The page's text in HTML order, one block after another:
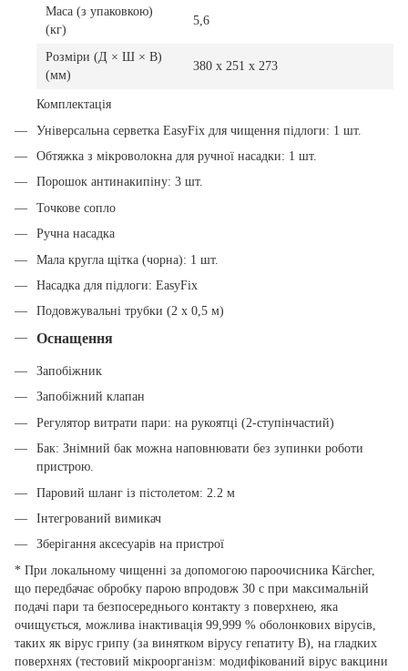
Маса (з упаковкою)
(кг)
5,6
Розміри (Д × Ш × В)
(мм)
380 x 251 x 273
Комплектація
Універсальна серветка EasyFix для чищення підлоги: 1 шт.
Обтяжка з мікроволокна для ручної насадки: 1 шт.
Порошок антинакипіну: 3 шт.
Точкове сопло
Ручна насадка
Мала кругла щітка (чорна): 1 шт.
Насадка для підлоги: EasyFix
Подовжувальні трубки (2 х 0,5 м)
Оснащення
Запобіжник
Запобіжний клапан
Регулятор витрати пари: на рукоятці (2-ступінчастий)
Бак: Знімний бак можна наповнювати без зупинки роботи
пристрою.
Паровий шланг із пістолетом: 2.2 м
Інтегрований вимикач
Зберігання аксесуарів на пристрої
* При локальному чищенні за допомогою пароочисника Kärcher,
що передбачає обробку парою впродовж 30 с при максимальній
подачі пари та безпосереднього контакту з поверхнею, яка
очищується, можлива інактивація 99,999 % оболонкових вірусів,
таких як вірус грипу (за винятком вірусу гепатиту B), на гладких
поверхнях (тестовий мікроорганізм: модифікований вірус вакцини